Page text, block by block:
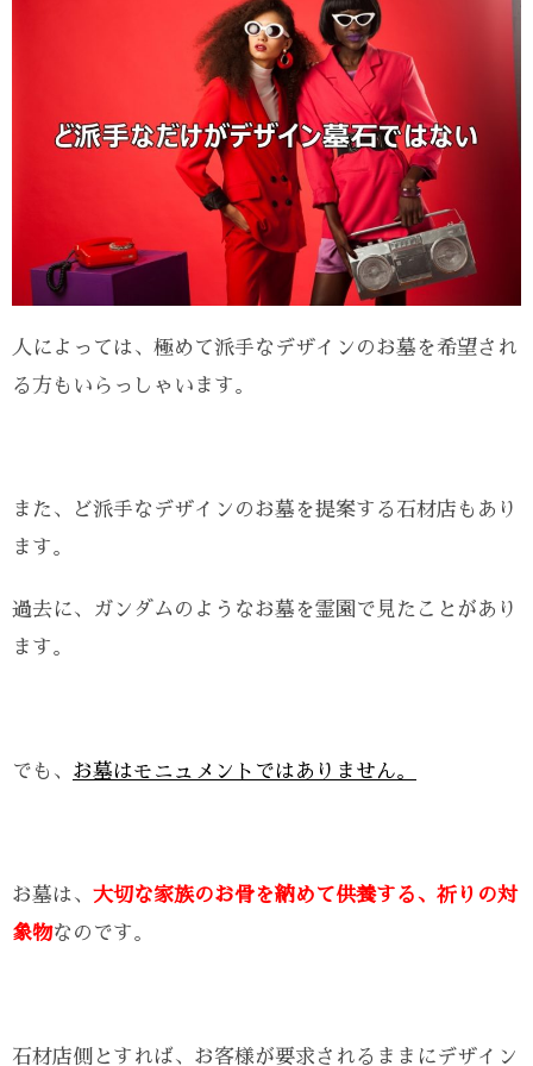
人によっては、極めて派手なデザインのお墓を希望され
る方もいらっしゃいます。
また、ど派手なデザインのお墓を提案する石材店もあり
ます。
過去に、ガンダムのようなお墓を霊園で見たことがあり
ます。
でも、 お墓はモニュメントではありません。
お墓は、 大切な家族のお骨を納めて供養する、祈りの対
象物なのです。
石材店側とすれば、お客様が要求されるままにデザイン